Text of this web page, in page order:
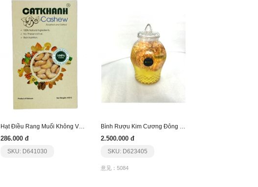
Hạt Điều Rang Muối Không Vỏ Lụa 430Gr/450Gr
286.000 đ
SKU: D641030
Bình Rượu Kim Cương Đông Trùng Hạ Thảo Phương Nam
2.500.000 đ
SKU: D623405
意见：5084